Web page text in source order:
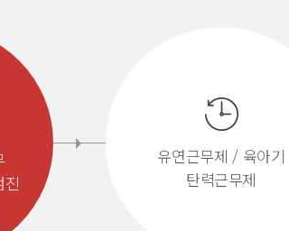
진
유연근무제 / 육아기
탄력근무제